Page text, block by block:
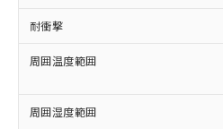
耐衝撃
周囲温度範囲
周囲湿度範囲
オムロン制御機器
販売ネット
在庫状況および標
事前の承諾なく第
示しないようお願
図的な使用がないことを確認し
部品在庫の切り替え状況
「ｅ」：有害物質（10
準値以下であることを示
「10」：通常の使用状況
ル、化学兵器、生
武器並びにこれら
当社は、貴社製品
場合は、上記1、2
該第三者に通知し
販売先および販売
在庫なし(最
いては、お客
たはお客様担
機器販売店・